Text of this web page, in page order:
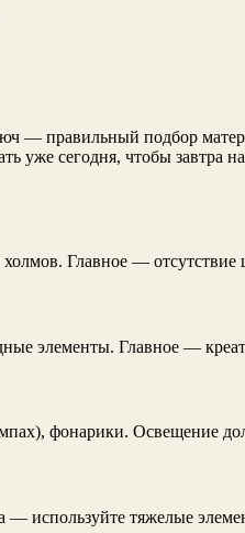
— правильный подбор
сегодня, чтобы завтра
Главное —
элементы. Главное —
фонарики. Освещение
— используйте тяжелые